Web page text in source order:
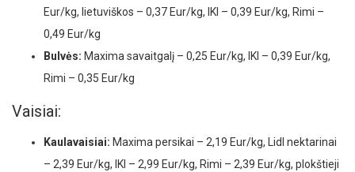
Eur/kg, lietuviškos – 0,37 Eur/kg, IKI – 0,39 Eur/kg, Rimi –
0,49 Eur/kg
Bulvės: Maxima savaitgalį – 0,25 Eur/kg, IKI – 0,39 Eur/kg,
Rimi – 0,35 Eur/kg
Vaisiai:
Kaulavaisiai: Maxima persikai – 2,19 Eur/kg, Lidl nektarinai
– 2,39 Eur/kg, IKI – 2,99 Eur/kg, Rimi – 2,39 Eur/kg, plokštieji